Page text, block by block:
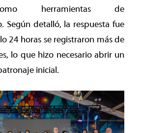
herramientas de
Según detalló, la respuesta fue
24 horas se registraron más de
lo que hizo necesario abrir un
inicial.